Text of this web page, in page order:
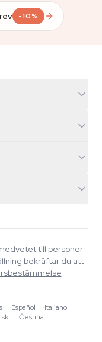
-10%
till personer
bekräftar du att
·Español ·Italiano
·
·Čeština